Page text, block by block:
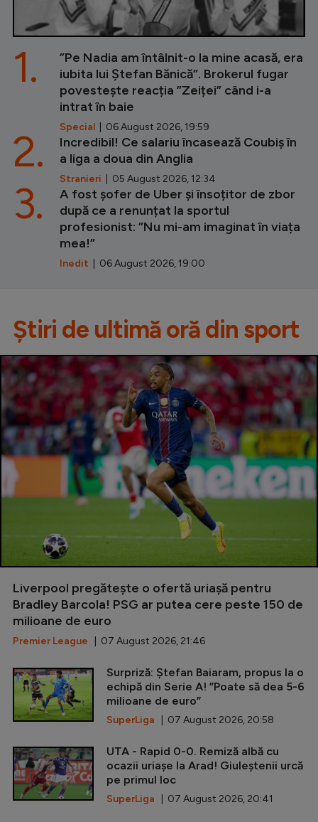
”Pe Nadia am întâlnit-o la mine acasă, era
iubita lui Ștefan Bănică”. Brokerul fugar
povestește reacția ”Zeiței” când i-a
intrat în baie
Special | 06 August 2026, 19:59
1.
Incredibil! Ce salariu încasează Coubiș în
a liga a doua din Anglia
Stranieri | 05 August 2026, 12:34
2.
A fost șofer de Uber și însoțitor de zbor
după ce a renunțat la sportul
profesionist: ”Nu mi-am imaginat în viața
mea!”
Inedit | 06 August 2026, 19:00
3.
Știri de ultimă oră din sport
Liverpool pregătește o ofertă uriașă pentru
Bradley Barcola! PSG ar putea cere peste 150 de
milioane de euro
Premier League | 07 August 2026, 21:46
Surpriză: Ștefan Baiaram, propus la o
echipă din Serie A! ”Poate să dea 5-6
milioane de euro”
SuperLiga | 07 August 2026, 20:58
UTA - Rapid 0-0. Remiză albă cu
ocazii uriașe la Arad! Giuleștenii urcă
pe primul loc
SuperLiga | 07 August 2026, 20:41